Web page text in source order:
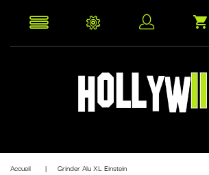
Accueil Grinder Alu XL Einstein